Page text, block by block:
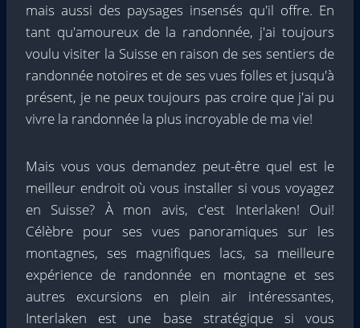
mais aussi des paysages insensés qu'il offre. En
tant qu'amoureux de la randonnée, j'ai toujours
voulu visiter la Suisse en raison de ses sentiers de
randonnée notoires et de ses vues folles et jusqu'à
présent, je ne peux toujours pas croire que j'ai pu
vivre la randonnée la plus incroyable de ma vie!
Mais vous vous demandez peut-être quel est le
meilleur endroit où vous installer si vous voyagez
en Suisse? À mon avis, c'est Interlaken! Oui!
Célèbre pour ses vues panoramiques sur les
montagnes, ses magnifiques lacs, sa meilleure
expérience de randonnée en montagne et ses
autres excursions en plein air intéressantes,
Interlaken est une base stratégique si vous